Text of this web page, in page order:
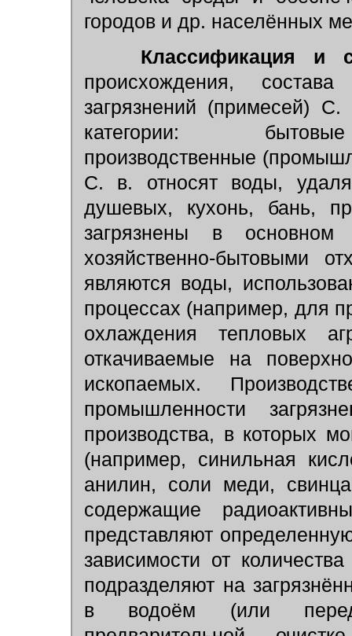
городов и др. населённых
Классификация
происхождения,
загрязнений (примесей)
категории: бытовые
производственные
С. в. относят воды,
душевых, кухонь, бань,
загрязнены в основном
хозяйственно-бытовыми
являются воды,
процессах (например, для
охлаждения тепловых
откачиваемые на
ископаемых.
промышленности
производства, в которых
(например, синильная
анилин, соли меди,
содержащие
представляют
зависимости от
подразделяют на
в водоём (или перед